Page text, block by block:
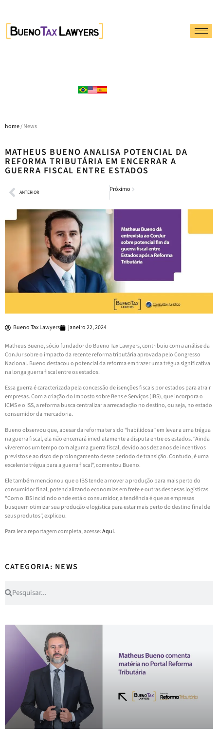
home/ News
MATHEUS BUENO ANALISA POTENCIAL DA
REFORMA TRIBUTÁRIA EM ENCERRAR A
GUERRA FISCAL ENTRE ESTADOS
ANTERIOR Próximo
Bueno Tax Lawyers janeiro 22, 2024
Matheus Bueno, sócio fundador do Bueno Tax Lawyers, contribuiu com a análise da
ConJur sobre o impacto da recente reforma tributária aprovada pelo Congresso
Nacional. Bueno destacou o potencial da reforma em trazer uma trégua significativa
na longa guerra fiscal entre os estados.
Essa guerra é caracterizada pela concessão de isenções fiscais por estados para atrair
empresas. Com a criação do Imposto sobre Bens e Serviços (IBS), que incorpora o
ICMS e o ISS, a reforma busca centralizar a arrecadação no destino, ou seja, no estado
consumidor da mercadoria.
Bueno observou que, apesar da reforma ter sido “habilidosa” em levar a uma trégua
na guerra fiscal, ela não encerrará imediatamente a disputa entre os estados. “Ainda
viveremos um tempo com alguma guerra fiscal, devido aos dez anos de incentivos
previstos e ao risco de prolongamento desse período de transição. Contudo, é uma
excelente trégua para a guerra fiscal”, comentou Bueno.
Ele também mencionou que o IBS tende a mover a produção para mais perto do
consumidor final, potencializando economias em frete e outras despesas logísticas.
“Com o IBS incidindo onde está o consumidor, a tendência é que as empresas
busquem otimizar sua produção e logística para estar mais perto do destino final de
seus produtos”, explicou.
Para ler a reportagem completa, acesse:Aqui.
CATEGORIA: NEWS